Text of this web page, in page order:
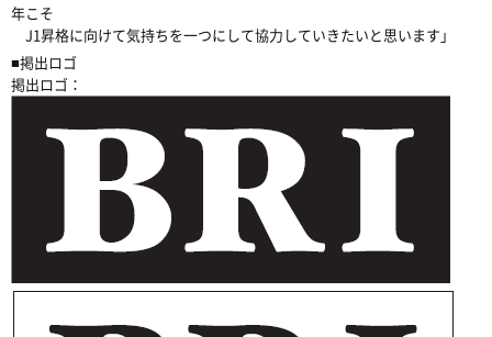
年こそ
J1昇格に向けて気持ちを一つにして協力していきたいと思います」
■掲出ロゴ
掲出ロゴ：